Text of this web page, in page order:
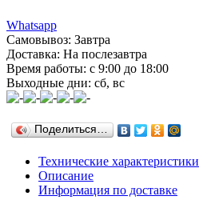
Whatsapp
Самовывоз: Завтра
Доставка: На послезавтра
Время работы: с 9:00 до 18:00
Выходные дни: сб, вс
Поделиться…
Технические характеристики
Описание
Информация по доставке